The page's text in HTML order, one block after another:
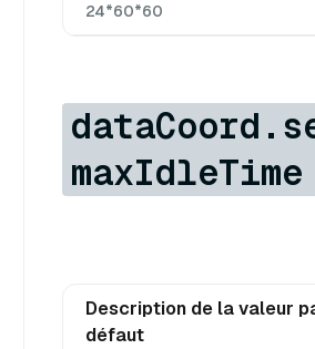
24*60*60
maxIdleTime
Description de la valeur
défaut